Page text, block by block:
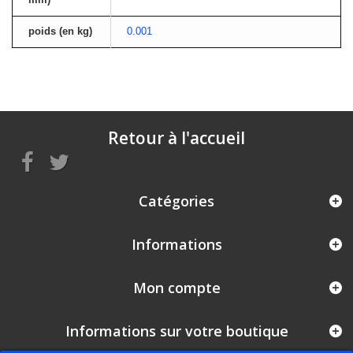
poids (en kg) 0.001
Retour à l'accueil
Catégories
Informations
Mon compte
Informations sur votre boutique